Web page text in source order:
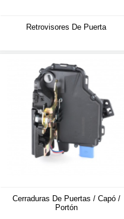
Retrovisores De Puerta
Cerraduras De Puertas / Capó /
Portón